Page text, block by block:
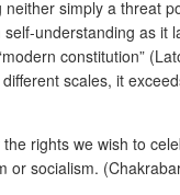
simply a
understanding as
constitution”
scales, it
rights we wish to
or socialism.